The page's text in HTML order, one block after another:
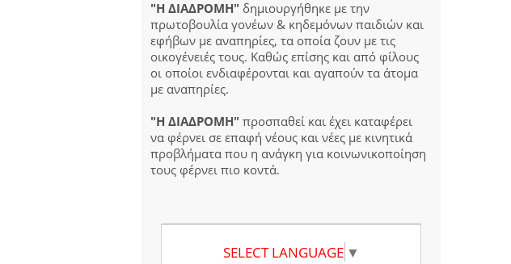
"Η ΔΙΑΔΡΟΜΗ" δημιουργήθηκε με την
πρωτοβουλία γονέων & κηδεμόνων παιδιών και
εφήβων με αναπηρίες, τα οποία ζουν με τις
οικογένειές τους. Καθώς επίσης και από φίλους
οι οποίοι ενδιαφέρονται και αγαπούν τα άτομα
με αναπηρίες.
"Η ΔΙΑΔΡΟΜΗ" προσπαθεί και έχει καταφέρει
να φέρνει σε επαφή νέους και νέες με κινητικά
προβλήματα που η ανάγκη για κοινωνικοποίηση
τους φέρνει πιο κοντά.
SELECT LANGUAGE ▼